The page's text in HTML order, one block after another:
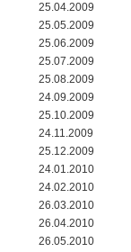
25.04.2009
25.05.2009
25.06.2009
25.07.2009
25.08.2009
24.09.2009
25.10.2009
24.11.2009
25.12.2009
24.01.2010
24.02.2010
26.03.2010
26.04.2010
26.05.2010